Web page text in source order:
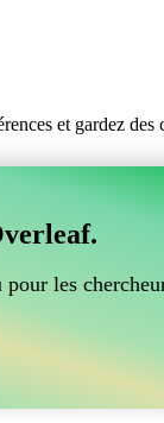
et gardez des
»
être parfait ! Il
Si vous
les